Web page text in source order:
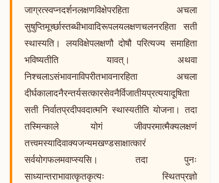
जाग्रत्स्वप्नदर्शनलक्षणविक्षेपरहिता अचला
सुषुप्तिमूर्च्छास्तब्धीभावादिरूपलयलक्षणचलनरहिता सती
स्थास्यति। लयविक्षेपलक्षणौ दोषौ परित्यज्य समाहिता
भविष्यतीति यावत्। अथवा
निश्चलाऽसंभावनाविपरीतभावनारहिता अचला
दीर्घकालादनैरन्तर्यसत्कारसेवनैर्विजातीयप्रत्ययादूषिता
सती निर्वातप्रदीपवदात्मनि स्थास्यतीति योजना। तदा
तस्मिन्काले योगं जीवपरमात्मैक्यलक्षणं
तत्त्वमस्यादिवाक्यजन्यमखण्डसाक्षात्कारं
सर्वयोगफलमवाप्स्यसि। तदा पुनः
साध्यान्तराभावात्कृतकृत्यः स्थितप्रज्ञो